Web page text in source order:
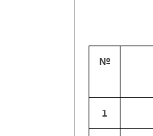
№
1